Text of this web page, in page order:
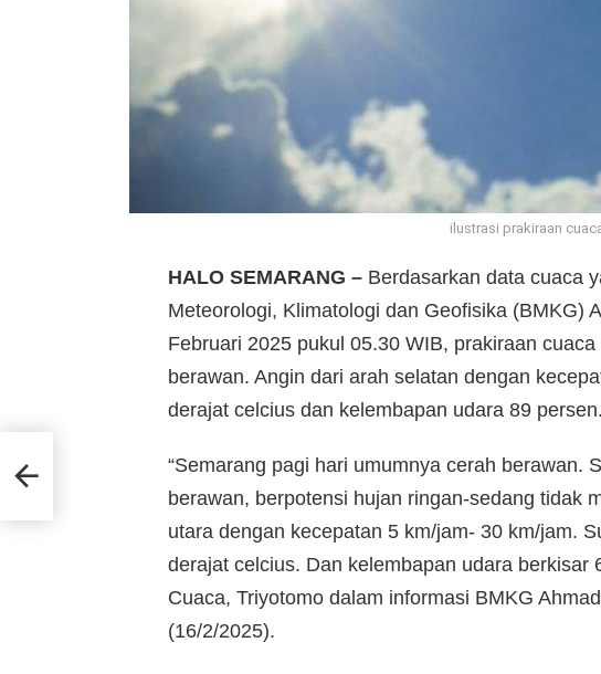
ilustrasi prakiraan
HALO SEMARANG – Berdasarkan data cuaca
Meteorologi, Klimatologi dan Geofisika (BMKG)
Februari 2025 pukul 05.30 WIB, prakiraan
berawan. Angin dari arah selatan dengan
derajat celcius dan kelembapan udara 89 persen.
“Semarang pagi hari umumnya cerah berawan.
berawan, berpotensi hujan ringan-sedang tidak
utara dengan kecepatan 5 km/jam- 30 km/jam.
derajat celcius. Dan kelembapan udara berkisar
Cuaca, Triyotomo dalam informasi BMKG
(16/2/2025).